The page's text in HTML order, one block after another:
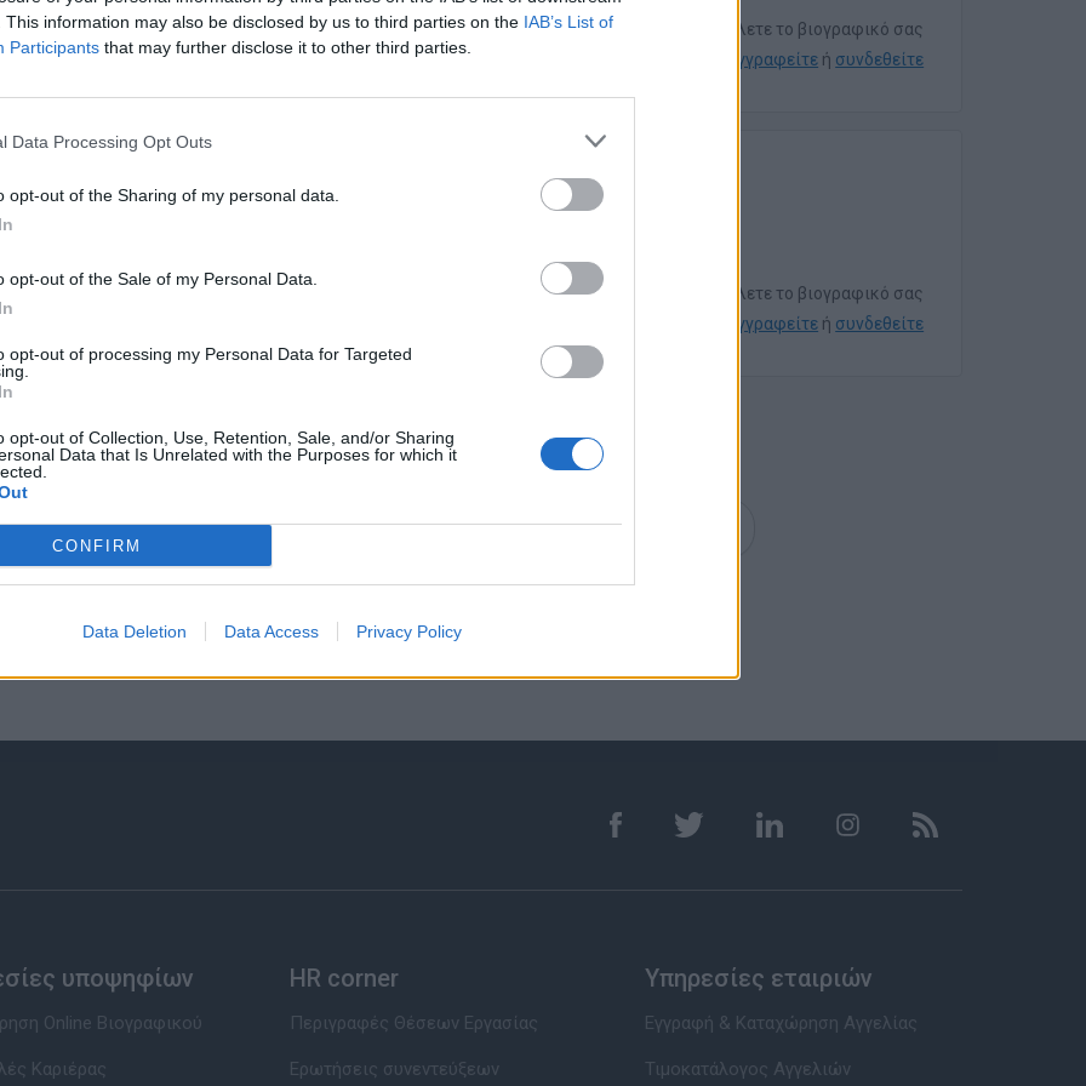
This information may also be disclosed by us to third parties on the IAB’s List of
Participants that may further disclose it to other third parties.
Data Processing Opt Outs
opt-out of the Sharing of my personal data.
opt-out of the Sale of my Personal Data.
opt-out of processing my Personal Data for Targeted
opt-out of Collection, Use, Retention, Sale, and/or Sharing
Data that Is Unrelated with the Purposes for which it
CONFIRM
Data Deletion Data Access Privacy Policy
ΒΑΘΥ | ΣΙΦΝΟΣ
Πλήρης απασχόληση
Για να στείλετε το βιογραφικό σας
εγγραφείτε ή συνδεθείτε
Υπάλληλοι σε καταστήματα λιανικής
ΑΠΟΛΛΩΝΙΑ, ΚΑΜΑΡΕΣ, ΒΑΘΥ | ΣΙΦΝΟΣ
1200 € - 1500 € ανά μήνα καθαρά
Για να στείλετε το βιογραφικό σας
εγγραφείτε ή συνδεθείτε
προηγούμενη 1 επόμενη
υποψηφίων
Online Βιογραφικού
Καριέρας
HR corner
Περιγραφές Θέσεων Εργασίας
Ερωτήσεις συνεντεύξεων
Υπηρεσίες εταιριών
Εγγραφή & Καταχώρηση Αγγελίας
Τιμοκατάλογος Αγγελιών